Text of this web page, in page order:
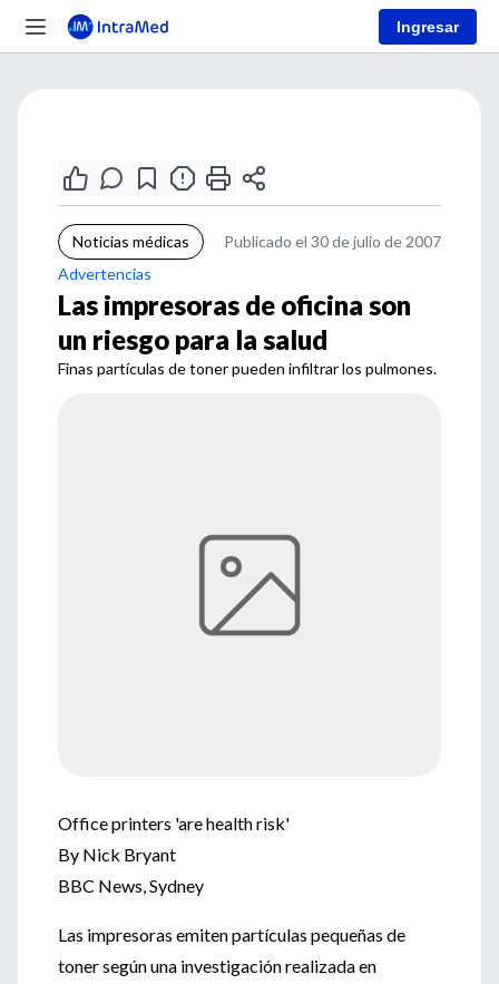
Ingresar
Noticias médicas
Publicado el 30 de julio de 2007
Advertencias
Las impresoras de oficina son
un riesgo para la salud
Finas partículas de toner pueden infiltrar los pulmones.
Office printers 'are health risk'
By Nick Bryant
BBC News, Sydney
Las impresoras emiten partículas pequeñas de
toner según una investigación realizada en